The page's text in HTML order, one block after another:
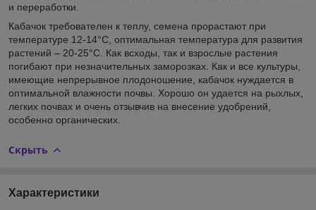
и переработки.
Кабачок требователен к теплу, семена прорастают при
температуре 12-14°C, оптимальная температура для развития
растений – 20-25°C. Как всходы, так и взрослые растения
погибают при незначительных заморозках. Как и все культуры,
имеющие непрерывное плодоношение, кабачок нуждается в
оптимальной влажности почвы. Хорошо он удается на рыхлых,
легких почвах и очень отзывчив на внесение удобрений,
особенно органических.
Скрыть
Характеристики